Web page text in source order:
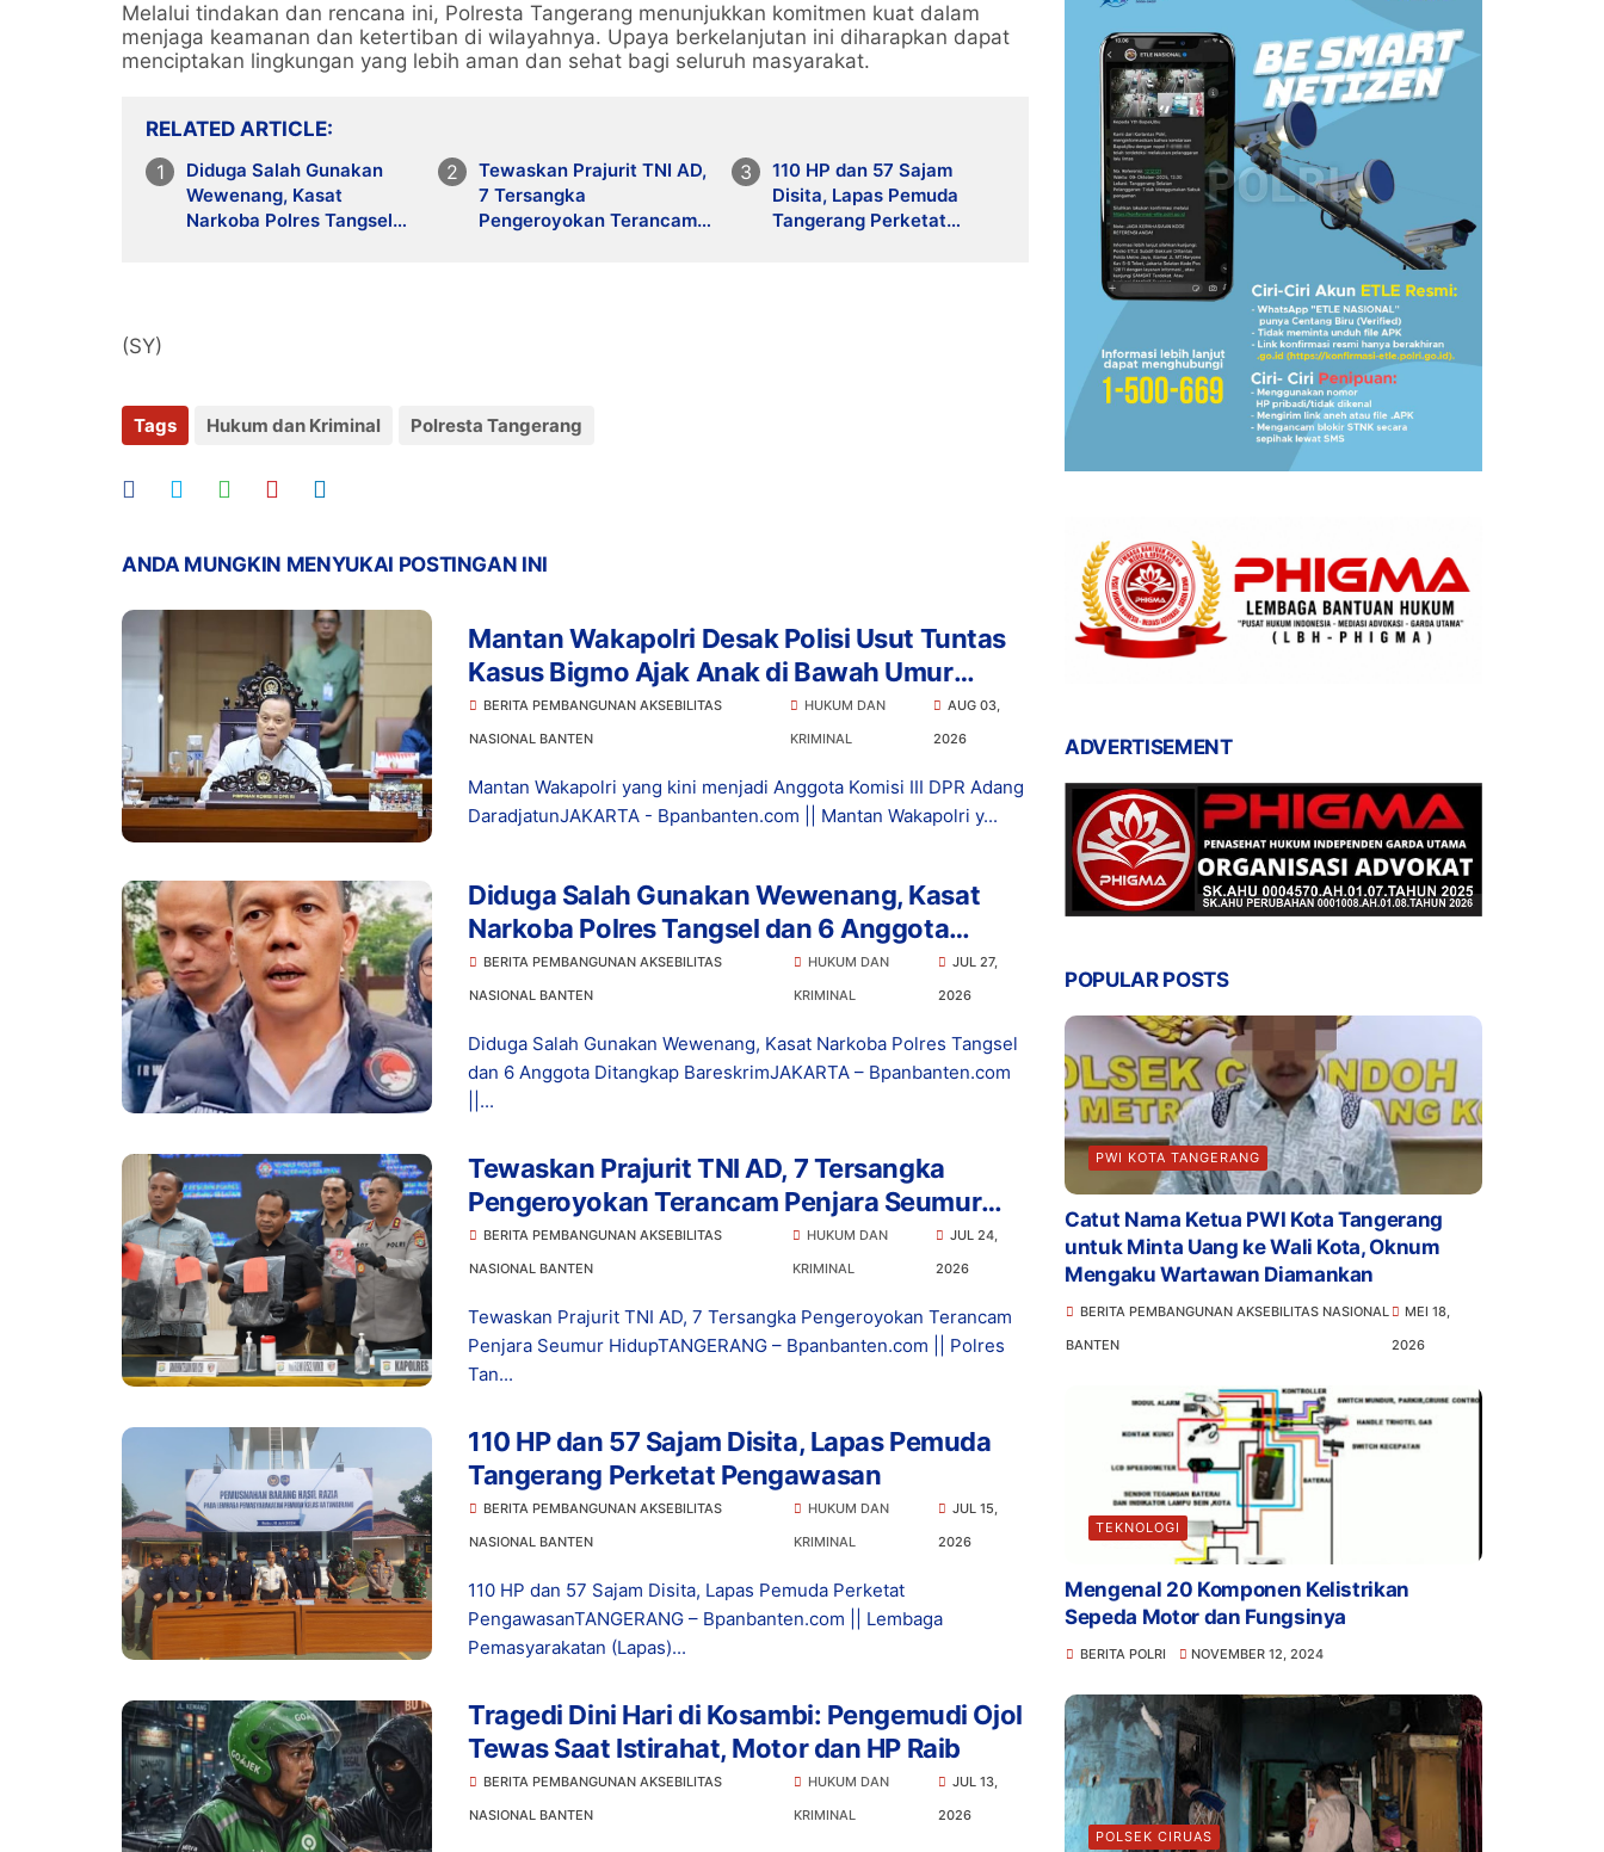
Melalui tindakan dan rencana ini, Polresta Tangerang menunjukkan komitmen kuat dalam
menjaga keamanan dan ketertiban di wilayahnya. Upaya berkelanjutan ini diharapkan dapat
menciptakan lingkungan yang lebih aman dan sehat bagi seluruh masyarakat.
RELATED ARTICLE
Diduga Salah Gunakan
Wewenang, Kasat
Narkoba Polres Tangsel
Tewaskan Prajurit TNI AD,
7 Tersangka
Pengeroyokan Terancam
110 HP dan 57 Sajam
Disita, Lapas Pemuda
Tangerang Perketat
(SY)
Tags Hukum dan Kriminal Polresta Tangerang
ANDA MUNGKIN MENYUKAI POSTINGAN INI
Mantan Wakapolri Desak Polisi Usut Tuntas
Kasus Bigmo Ajak Anak di Bawah Umur
Promosikan Vape
BERITA PEMBANGUNAN AKSEBILITAS
NASIONAL BANTEN
HUKUM DAN
KRIMINAL
AUG 03,
2026
Mantan Wakapolri yang kini menjadi Anggota Komisi III DPR Adang
DaradjatunJAKARTA - Bpanbanten.com || Mantan Wakapolri y...
Diduga Salah Gunakan Wewenang, Kasat
Narkoba Polres Tangsel dan 6 Anggota
Ditangkap Bareskrim
BERITA PEMBANGUNAN AKSEBILITAS
NASIONAL BANTEN
HUKUM DAN
KRIMINAL
JUL 27,
2026
Diduga Salah Gunakan Wewenang, Kasat Narkoba Polres Tangsel
dan 6 Anggota Ditangkap BareskrimJAKARTA – Bpanbanten.com
||...
Tewaskan Prajurit TNI AD, 7 Tersangka
Pengeroyokan Terancam Penjara Seumur
Hidup
BERITA PEMBANGUNAN AKSEBILITAS
NASIONAL BANTEN
HUKUM DAN
KRIMINAL
JUL 24,
2026
Tewaskan Prajurit TNI AD, 7 Tersangka Pengeroyokan Terancam
Penjara Seumur HidupTANGERANG – Bpanbanten.com || Polres
Tan...
110 HP dan 57 Sajam Disita, Lapas Pemuda
Tangerang Perketat Pengawasan
BERITA PEMBANGUNAN AKSEBILITAS
NASIONAL BANTEN
HUKUM DAN
KRIMINAL
JUL 15,
2026
110 HP dan 57 Sajam Disita, Lapas Pemuda Perketat
PengawasanTANGERANG – Bpanbanten.com || Lembaga
Pemasyarakatan (Lapas)...
Tragedi Dini Hari di Kosambi: Pengemudi Ojol
Tewas Saat Istirahat, Motor dan HP Raib
BERITA PEMBANGUNAN AKSEBILITAS
NASIONAL BANTEN
HUKUM DAN
KRIMINAL
JUL 13,
2026
ADVERTISEMENT
POPULAR POSTS
PWI KOTA TANGERANG
Catut Nama Ketua PWI Kota Tangerang
untuk Minta Uang ke Wali Kota, Oknum
Mengaku Wartawan Diamankan
BERITA PEMBANGUNAN AKSEBILITAS NASIONAL
BANTEN
MEI 18,
2026
TEKNOLOGI
Mengenal 20 Komponen Kelistrikan
Sepeda Motor dan Fungsinya
BERITA POLRI NOVEMBER 12, 2024
POLSEK CIRUAS